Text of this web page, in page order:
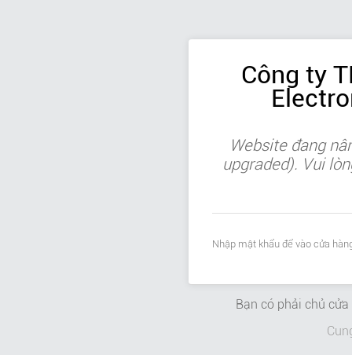
Công ty
Website đang
upgraded). Vui
Nhập mật khẩu để vào cửa
Bạn có phải chủ